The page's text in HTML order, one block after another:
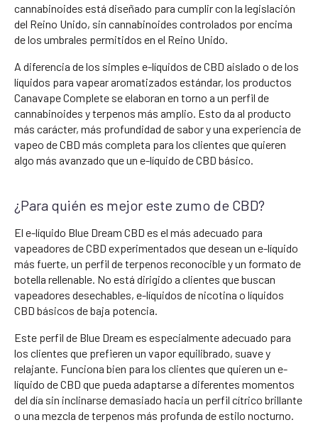
cannabinoides está diseñado para cumplir con la legislación
del Reino Unido, sin cannabinoides controlados por encima
de los umbrales permitidos en el Reino Unido.
A diferencia de los simples e-líquidos de CBD aislado o de los
líquidos para vapear aromatizados estándar, los productos
Canavape Complete se elaboran en torno a un perfil de
cannabinoides y terpenos más amplio. Esto da al producto
más carácter, más profundidad de sabor y una experiencia de
vapeo de CBD más completa para los clientes que quieren
algo más avanzado que un e-líquido de CBD básico.
¿Para quién es mejor este zumo de CBD?
El e-líquido Blue Dream CBD es el más adecuado para
vapeadores de CBD experimentados que desean un e-líquido
más fuerte, un perfil de terpenos reconocible y un formato de
botella rellenable. No está dirigido a clientes que buscan
vapeadores desechables, e-líquidos de nicotina o líquidos
CBD básicos de baja potencia.
Este perfil de Blue Dream es especialmente adecuado para
los clientes que prefieren un vapor equilibrado, suave y
relajante. Funciona bien para los clientes que quieren un e-
líquido de CBD que pueda adaptarse a diferentes momentos
del día sin inclinarse demasiado hacia un perfil cítrico brillante
o una mezcla de terpenos más profunda de estilo nocturno.